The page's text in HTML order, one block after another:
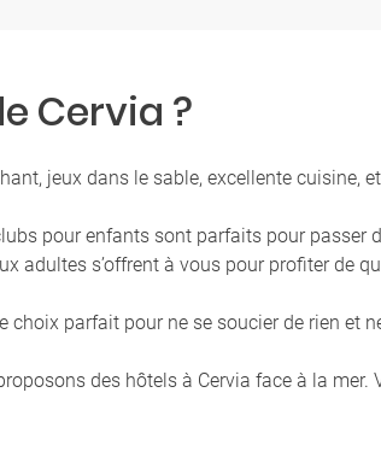
Cervia ?
jeux dans le sable, excellente cuisine,
pour enfants sont parfaits pour passer
adultes s’offrent à vous pour profiter de
parfait pour ne se soucier de rien et
des hôtels à Cervia face à la mer.